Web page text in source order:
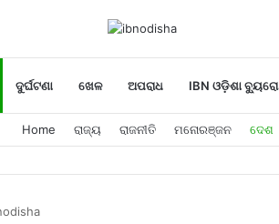
ଦୁର୍ଘଟଣା ଖେଳ ଅପରାଧ IBN ଓଡ଼ିଶା ବ୍ୟୁରୋ
Home ରାଜ୍ୟ ରାଜନୀତି ମନୋରଞ୍ଜନ ଦେଶ